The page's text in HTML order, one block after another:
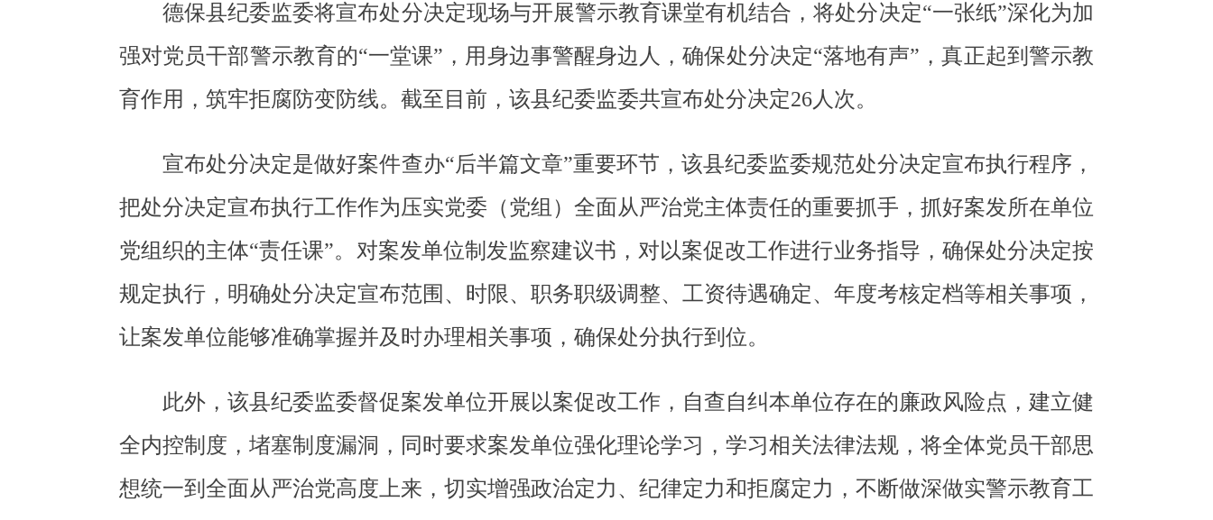
德保县纪委监委将宣布处分决定现场与开展警示教育课堂有机结合，将处分决定“一张纸”深化为加
强对党员干部警示教育的“一堂课”，用身边事警醒身边人，确保处分决定“落地有声”，真正起到警示教
育作用，筑牢拒腐防变防线。截至目前，该县纪委监委共宣布处分决定26人次。
宣布处分决定是做好案件查办“后半篇文章”重要环节，该县纪委监委规范处分决定宣布执行程序，
把处分决定宣布执行工作作为压实党委（党组）全面从严治党主体责任的重要抓手，抓好案发所在单位
党组织的主体“责任课”。对案发单位制发监察建议书，对以案促改工作进行业务指导，确保处分决定按
规定执行，明确处分决定宣布范围、时限、职务职级调整、工资待遇确定、年度考核定档等相关事项，
让案发单位能够准确掌握并及时办理相关事项，确保处分执行到位。
此外，该县纪委监委督促案发单位开展以案促改工作，自查自纠本单位存在的廉政风险点，建立健
全内控制度，堵塞制度漏洞，同时要求案发单位强化理论学习，学习相关法律法规，将全体党员干部思
想统一到全面从严治党高度上来，切实增强政治定力、纪律定力和拒腐定力，不断做深做实警示教育工